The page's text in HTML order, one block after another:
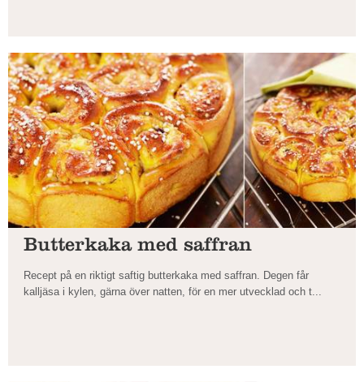
Butterkaka med saffran
Recept på en riktigt saftig butterkaka med saffran. Degen får
kalljäsa i kylen, gärna över natten, för en mer utvecklad och t...